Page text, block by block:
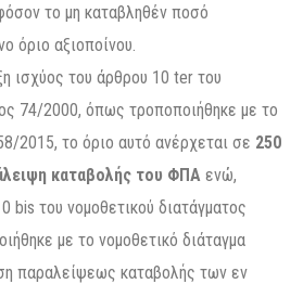
το μη καταβληθέν ποσό
όριο αξιοποίνου.
ισχύος του άρθρου 10 ter του
74/2000, όπως τροποποιήθηκε με το
2015, το όριο αυτό ανέρχεται σε 250
καταβολής του ΦΠΑ ενώ,
του νομοθετικού διατάγματος
με το νομοθετικό διάταγμα
παραλείψεως καταβολής των εν